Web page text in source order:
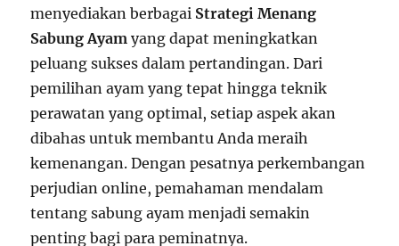
menyediakan berbagai Strategi Menang
Sabung Ayam yang dapat meningkatkan
peluang sukses dalam pertandingan. Dari
pemilihan ayam yang tepat hingga teknik
perawatan yang optimal, setiap aspek akan
dibahas untuk membantu Anda meraih
kemenangan. Dengan pesatnya perkembangan
perjudian online, pemahaman mendalam
tentang sabung ayam menjadi semakin
penting bagi para peminatnya.